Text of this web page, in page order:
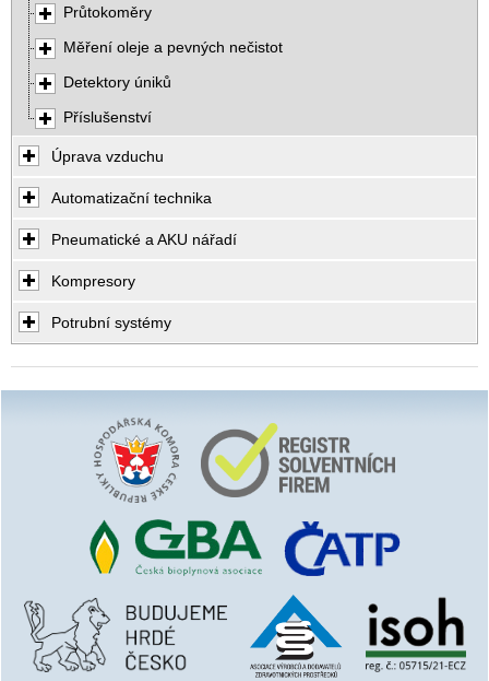
Průtokoměry
Měření oleje a pevných nečistot
Detektory úniků
Příslušenství
Úprava vzduchu
Automatizační technika
Pneumatické a AKU nářadí
Kompresory
Potrubní systémy